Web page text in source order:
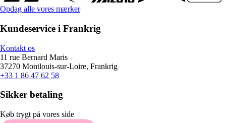
Opdag alle vores mærker
Kundeservice i Frankrig
Kontakt os
11 rue Bernard Maris
37270 Montlouis-sur-Loire, Frankrig
+33 1 86 47 62 58
Sikker betaling
Køb trygt på vores side